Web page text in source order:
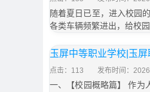
随着夏日已至，进入校园
各类车辆频繁进出，给校
玉屏中等职业学校|玉
点击：113 发布时间：
一、【校园概略篇】 作为